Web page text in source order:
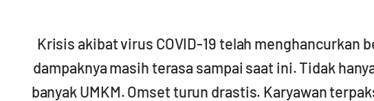
Krisis akibat virus COVID-19 telah menghancurkan
dampaknya masih terasa sampai saat ini. Tidak
banyak UMKM. Omset turun drastis. Karyawan